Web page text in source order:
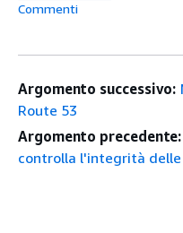
Commenti
Argomento successivo:
Route 53
Argomento precedente:
controlla l'integrità delle